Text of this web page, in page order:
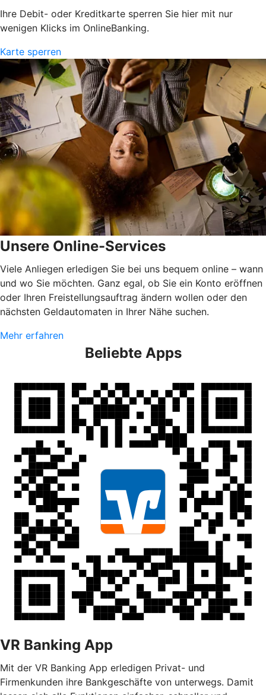
Ihre Debit- oder Kreditkarte sperren Sie hier mit nur
wenigen Klicks im OnlineBanking.
Karte sperren
Unsere Online-Services
Viele Anliegen erledigen Sie bei uns bequem online – wann
und wo Sie möchten. Ganz egal, ob Sie ein Konto eröffnen
oder Ihren Freistellungsauftrag ändern wollen oder den
nächsten Geldautomaten in Ihrer Nähe suchen.
Mehr erfahren
Beliebte Apps
VR Banking App
Mit der VR Banking App erledigen Privat- und
Firmenkunden ihre Bankgeschäfte von unterwegs. Damit